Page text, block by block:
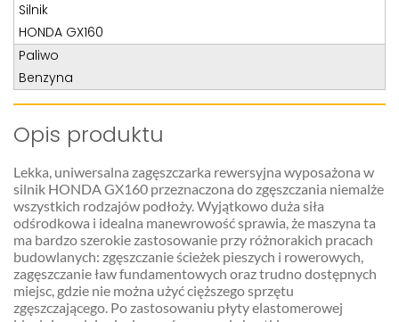
Silnik
HONDA GX160
Paliwo
Benzyna
Opis produktu
Lekka, uniwersalna zagęszczarka rewersyjna wyposażona w
silnik HONDA GX160 przeznaczona do zgęszczania niemalże
wszystkich rodzajów podłoży. Wyjątkowo duża siła
odśrodkowa i idealna manewrowość sprawia, że maszyna ta
ma bardzo szerokie zastosowanie przy różnorakich pracach
budowlanych: zgęszczanie ścieżek pieszych i rowerowych,
zagęszczanie ław fundamentowych oraz trudno dostępnych
miejsc, gdzie nie można użyć cięższego sprzętu
zgęszczającego. Po zastosowaniu płyty elastomerowej